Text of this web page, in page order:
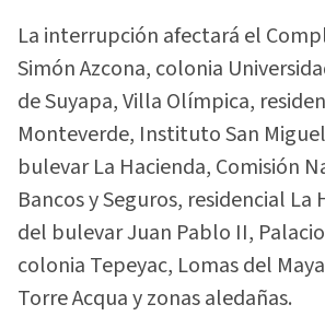
La interrupción afectará el
Simón Azcona, colonia
de Suyapa, Villa Olímpica,
Monteverde, Instituto San
bulevar La Hacienda, Comisión
Bancos y Seguros, residencial
del bulevar Juan Pablo II,
colonia Tepeyac, Lomas del
Torre Acqua y zonas aledañas.